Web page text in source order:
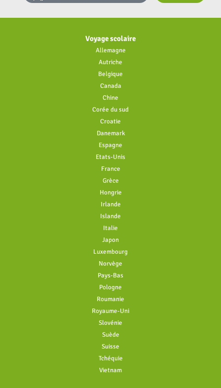
Voyage scolaire
Allemagne
Autriche
Belgique
Canada
Chine
Corée du sud
Croatie
Danemark
Espagne
Etats-Unis
France
Grèce
Hongrie
Irlande
Islande
Italie
Japon
Luxembourg
Norvège
Pays-Bas
Pologne
Roumanie
Royaume-Uni
Slovénie
Suède
Suisse
Tchéquie
Vietnam